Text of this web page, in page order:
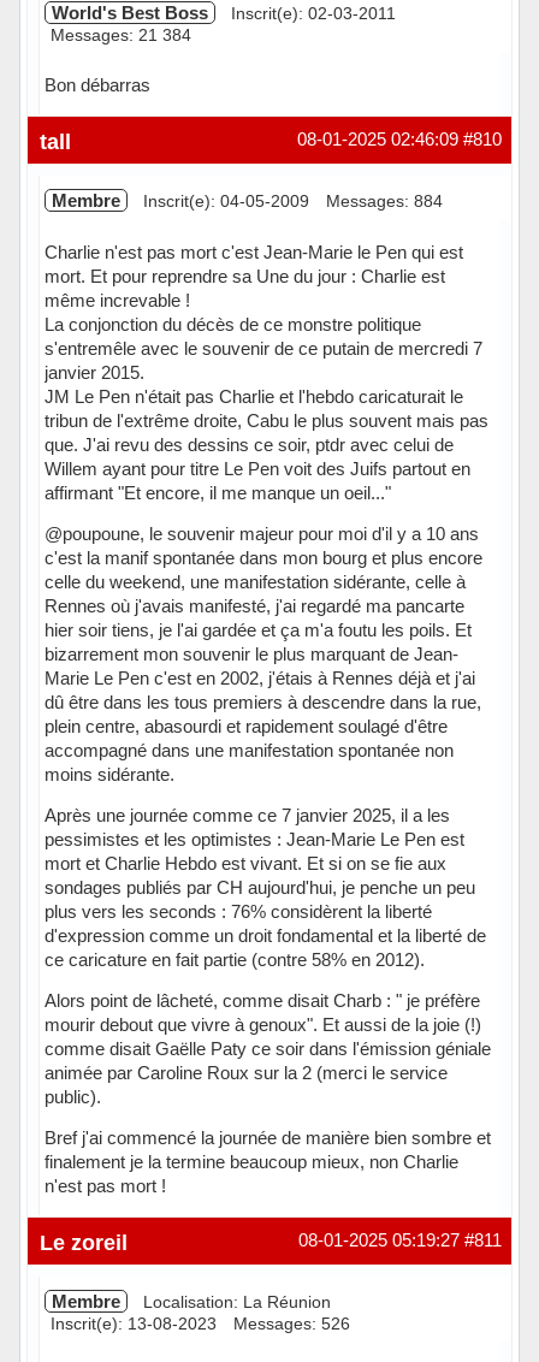
World's Best Boss
Inscrit(e): 02-03-2011
Messages: 21 384
Bon débarras
Hors ligne #810
08-01-2025 02:46:09
tall
Membre Inscrit(e): 04-05-2009 Messages: 884
Charlie n'est pas mort c'est Jean-Marie le Pen qui est
mort. Et pour reprendre sa Une du jour : Charlie est
même increvable !
La conjonction du décès de ce monstre politique
s'entremêle avec le souvenir de ce putain de mercredi 7
janvier 2015.
JM Le Pen n'était pas Charlie et l'hebdo caricaturait le
tribun de l'extrême droite, Cabu le plus souvent mais pas
que. J'ai revu des dessins ce soir, ptdr avec celui de
Willem ayant pour titre Le Pen voit des Juifs partout en
affirmant "Et encore, il me manque un oeil..."
@poupoune, le souvenir majeur pour moi d'il y a 10 ans
c'est la manif spontanée dans mon bourg et plus encore
celle du weekend, une manifestation sidérante, celle à
Rennes où j'avais manifesté, j'ai regardé ma pancarte
hier soir tiens, je l'ai gardée et ça m'a foutu les poils. Et
bizarrement mon souvenir le plus marquant de Jean-
Marie Le Pen c'est en 2002, j'étais à Rennes déjà et j'ai
dû être dans les tous premiers à descendre dans la rue,
plein centre, abasourdi et rapidement soulagé d'être
accompagné dans une manifestation spontanée non
moins sidérante.
Après une journée comme ce 7 janvier 2025, il a les
pessimistes et les optimistes : Jean-Marie Le Pen est
mort et Charlie Hebdo est vivant. Et si on se fie aux
sondages publiés par CH aujourd'hui, je penche un peu
plus vers les seconds : 76% considèrent la liberté
d'expression comme un droit fondamental et la liberté de
ce caricature en fait partie (contre 58% en 2012).
Alors point de lâcheté, comme disait Charb : " je préfère
mourir debout que vivre à genoux". Et aussi de la joie (!)
comme disait Gaëlle Paty ce soir dans l'émission géniale
animée par Caroline Roux sur la 2 (merci le service
public).
Bref j'ai commencé la journée de manière bien sombre et
finalement je la termine beaucoup mieux, non Charlie
n'est pas mort !
Hors ligne #811
08-01-2025 05:19:27
Le zoreil
Membre
Localisation: La Réunion
Inscrit(e): 13-08-2023
Messages: 526